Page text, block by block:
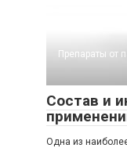
Препараты от
Состав и
Одна из